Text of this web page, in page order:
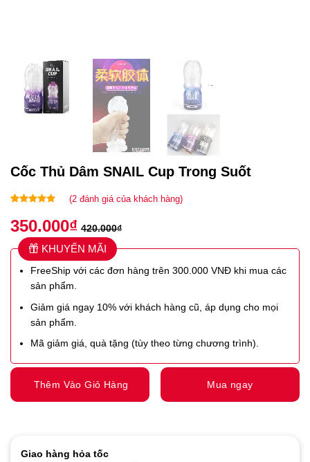
Cốc Thủ Dâm SNAIL Cup Trong Suốt
dựa trên
đánh giá
(2đánh giá của khách hàng)
350.000₫ 420.000₫
KHUYẾN MÃI
FreeShip với các đơn hàng trên 300.000 VNĐ khi mua các
sản phẩm.
Giảm giá ngay 10% với khách hàng cũ, áp dụng cho mọi
sản phẩm.
Mã giảm giá, quà tặng (tùy theo từng chương trình).
Thêm Vào Giỏ Hàng Mua ngay
Giao hàng hỏa tốc